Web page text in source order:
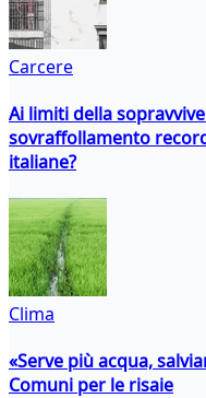
Carcere
Ai limiti della
sovraffollamento
italiane?
Clima
«Serve più acqua,
Comuni per le risaie